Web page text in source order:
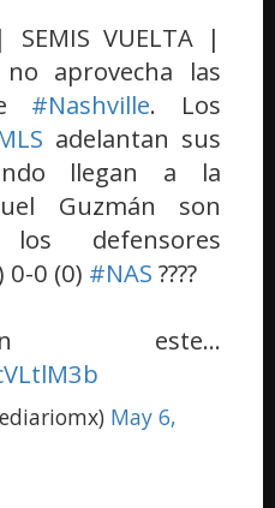
SEMIS VUELTA |
no aprovecha las
#Nashville. Los
adelantan sus
llegan a la
Guzmán son
defensores
0-0 (0) #NAS ????
este…
May 6,